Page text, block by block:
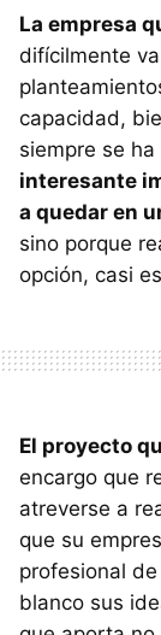
La empresa
difícilmente
capacidad,
siempre se
interesante
a quedar en
sino porque
opción, casi
El proyecto
encargo que
atreverse a
que su
profesional
blanco sus